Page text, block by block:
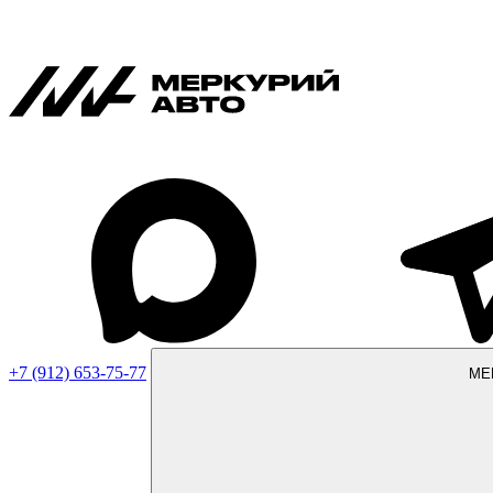
+7 (912) 653-75-77